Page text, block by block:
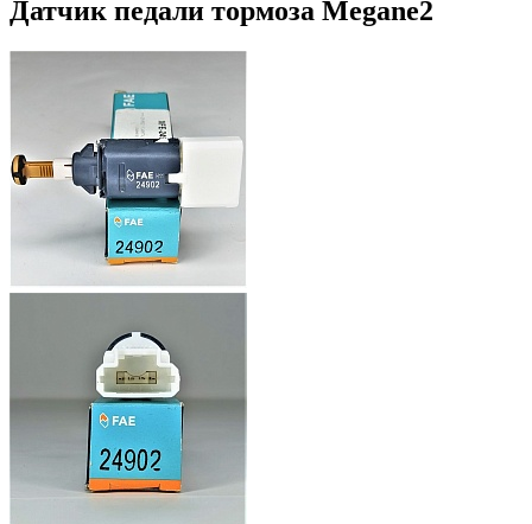
Датчик педали тормоза Megane2